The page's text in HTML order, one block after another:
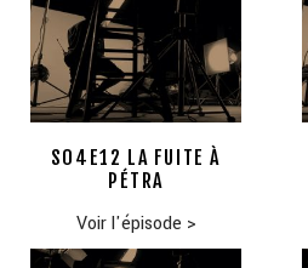
S04E12 LA FUITE À
PÉTRA
Voir l'épisode >